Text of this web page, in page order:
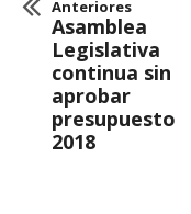
Anteriores
Asamblea
Legislativa
continua sin
aprobar
presupuesto
2018